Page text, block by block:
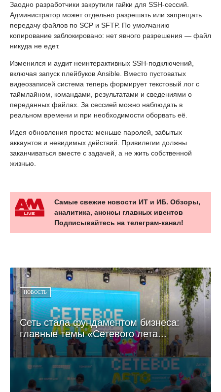
Заодно разработчики закрутили гайки для SSH-сессий.
Администратор может отдельно разрешать или запрещать
передачу файлов по SCP и SFTP. По умолчанию
копирование заблокировано: нет явного разрешения — файл
никуда не едет.
Изменился и аудит неинтерактивных SSH-подключений,
включая запуск плейбуков Ansible. Вместо пустоватых
видеозаписей система теперь формирует текстовый лог с
таймлайном, командами, результатами и сведениями о
переданных файлах. За сессией можно наблюдать в
реальном времени и при необходимости оборвать её.
Идея обновления проста: меньше паролей, забытых
аккаунтов и невидимых действий. Привилегии должны
заканчиваться вместе с задачей, а не жить собственной
жизнью.
Самые свежие новости ИТ и ИБ. Обзоры,
аналитика, анонсы главных ивентов
Подписывайтесь на телеграм-канал!
НОВОСТЬ
Сеть стала фундаментом бизнеса:
главные темы «Сетевого лета...